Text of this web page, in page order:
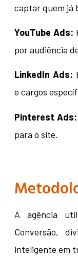
captar quem já
YouTube Ads:
por audiência
LinkedIn Ads:
e cargos
Pinterest Ads:
para o site.
A agência
Conversão,
inteligente em